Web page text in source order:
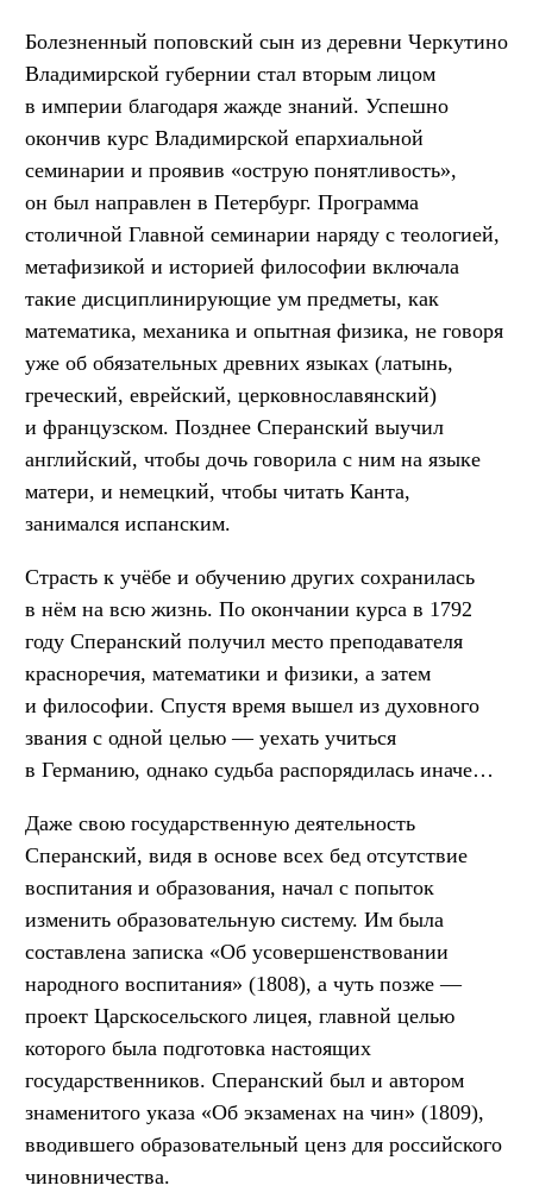
Болезненный поповский сын из деревни Черкутино
Владимирской губернии стал вторым лицом
в империи благодаря жажде знаний. Успешно
окончив курс Владимирской епархиальной
семинарии и проявив «острую понятливость»,
он был направлен в Петербург. Программа
столичной Главной семинарии наряду с теологией,
метафизикой и историей философии включала
такие дисциплинирующие ум предметы, как
математика, механика и опытная физика, не говоря
уже об обязательных древних языках (латынь,
греческий, еврейский, церковнославянский)
и французском. Позднее Сперанский выучил
английский, чтобы дочь говорила с ним на языке
матери, и немецкий, чтобы читать Канта,
занимался испанским.
Страсть к учёбе и обучению других сохранилась
в нём на всю жизнь. По окончании курса в 1792
году Сперанский получил место преподавателя
красноречия, математики и физики, а затем
и философии. Спустя время вышел из духовного
звания с одной целью — уехать учиться
в Германию, однако судьба распорядилась иначе…
Даже свою государственную деятельность
Сперанский, видя в основе всех бед отсутствие
воспитания и образования, начал с попыток
изменить образовательную систему. Им была
составлена записка «Об усовершенствовании
народного воспитания» (1808), а чуть позже —
проект Царскосельского лицея, главной целью
которого была подготовка настоящих
государственников. Сперанский был и автором
знаменитого указа «Об экзаменах на чин» (1809),
вводившего образовательный ценз для российского
чиновничества.